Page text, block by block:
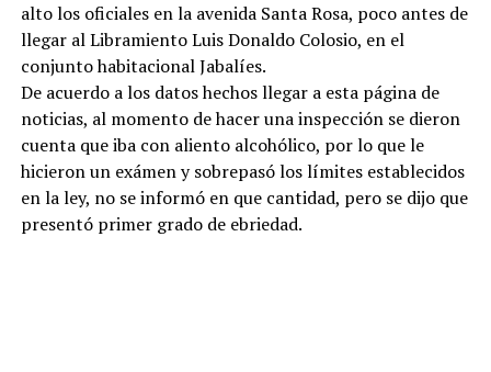
alto los oficiales en la avenida Santa Rosa, poco antes de
llegar al Libramiento Luis Donaldo Colosio, en el
conjunto habitacional Jabalíes.
De acuerdo a los datos hechos llegar a esta página de
noticias, al momento de hacer una inspección se dieron
cuenta que iba con aliento alcohólico, por lo que le
hicieron un exámen y sobrepasó los límites establecidos
en la ley, no se informó en que cantidad, pero se dijo que
presentó primer grado de ebriedad.